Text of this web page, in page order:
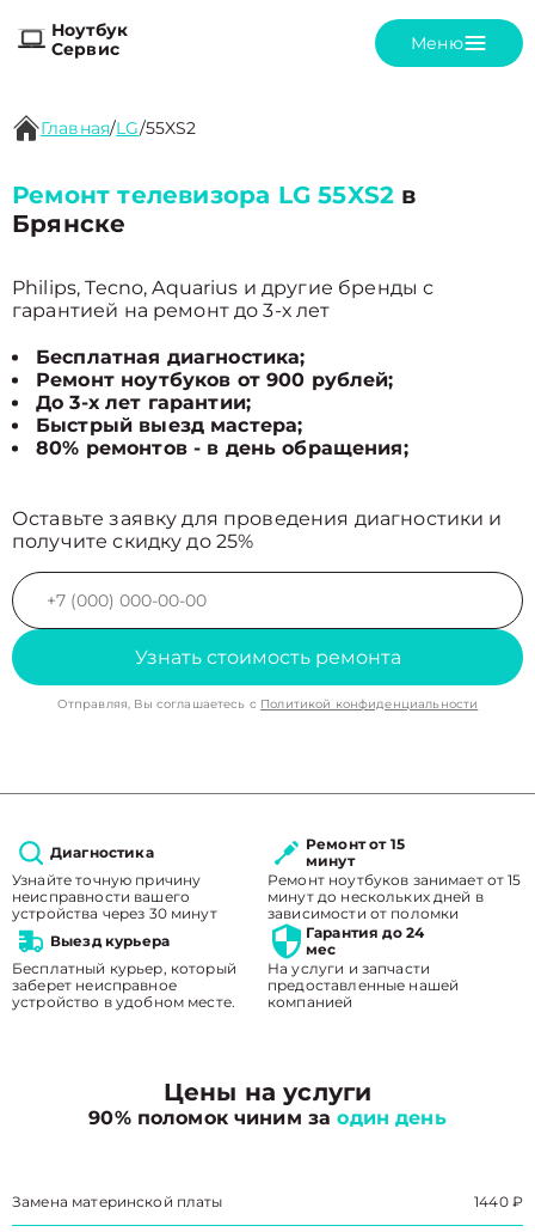
Ноутбук
Сервис
Меню
Главная/LG/55XS2
Ремонт телевизора LG 55XS2 в
Брянске
Philips, Tecno, Aquarius и другие бренды с
гарантией на ремонт до 3-х лет
Бесплатная диагностика;
Ремонт ноутбуков от 900 рублей;
До 3-х лет гарантии;
Быстрый выезд мастера;
80% ремонтов - в день обращения;
Оставьте заявку для проведения диагностики и
получите скидку до 25%
Узнать стоимость ремонта
Отправляя, Вы соглашаетесь с Политикой конфиденциальности
Диагностика
Узнайте точную причину
неисправности вашего
устройства через 30 минут
Ремонт от 15
минут
Ремонт ноутбуков занимает от 15
минут до нескольких дней в
зависимости от поломки
Выезд курьера
Бесплатный курьер, который
заберет неисправное
устройство в удобном месте.
Гарантия до 24
мес
На услуги и запчасти
предоставленные нашей
компанией
Цены на услуги
90% поломок чиним заодин день
Замена материнской платы 1440 ₽